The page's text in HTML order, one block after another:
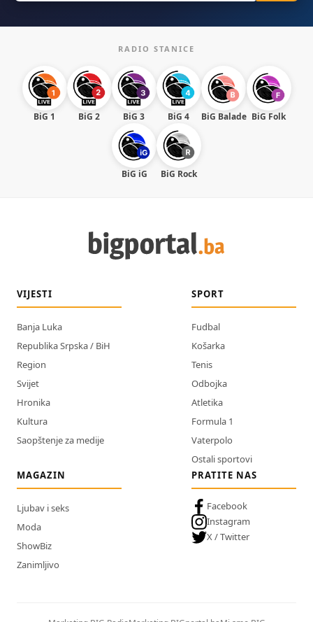
RADIO STANICE
BiG 1 BiG 2 BiG 3 BiG 4 BiG Balade BiG Folk
BiG iG BiG Rock
VIJESTI
Banja Luka
Republika Srpska / BiH
Region
Svijet
Hronika
Kultura
Saopštenje za medije
SPORT
Fudbal
Košarka
Tenis
Odbojka
Atletika
Formula 1
Vaterpolo
Ostali sportovi
MAGAZIN
Ljubav i seks
Moda
ShowBiz
Zanimljivo
PRATITE NAS
Facebook
Instagram
X / Twitter